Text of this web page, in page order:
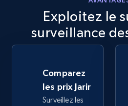
5.6K+ 875+
Walmart - products -
using sku numbers
URL, Final price, Sku, Currency,
Specifications, Image urls,
Exploitez le
surveillance
Comparez
les prix Jarir
Surveillez les